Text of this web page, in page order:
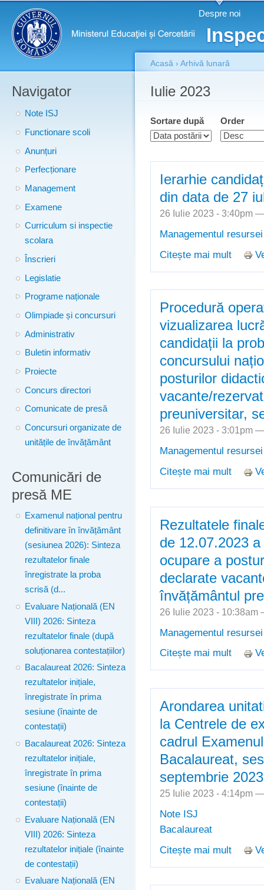
Meniu principal Despre noi
Navigator
Note ISJ
Functionare scoli
Anunțuri
Perfecționare
Management
Examene
Curriculum si inspectie
scolara
Înscrieri
Legislatie
Programe naționale
Olimpiade și concursuri
Administrativ
Buletin informativ
Proiecte
Concurs directori
Comunicate de presă
Concursuri organizate de
unitățile de învățământ
Comunicări de
presă ME
Examenul național pentru
definitivare în învățământ
(sesiunea 2026): Sinteza
rezultatelor finale
înregistrate la proba
scrisă (d...
Evaluare Națională (EN
VIII) 2026: Sinteza
rezultatelor finale (după
soluționarea contestațiilor)
Bacalaureat 2026: Sinteza
rezultatelor inițiale,
înregistrate în prima
sesiune (înainte de
contestații)
Bacalaureat 2026: Sinteza
rezultatelor inițiale,
înregistrate în prima
sesiune (înainte de
contestații)
Evaluare Națională (EN
VIII) 2026: Sinteza
rezultatelor inițiale (înainte
de contestații)
Evaluare Națională (EN
Eşti aici
Acasă › Arhivă lunară
Iulie 2023
Sortare după Order
Ierarhie
din data de 27
26 Iulie 2023 - 3:40pm
Managementul
Citește mai mult
Procedură
vizualizarea
candidații la
concursului
posturilor
vacante/
preuniversitar,
26 Iulie 2023 - 3:01pm
Managementul
Citește mai mult
Rezultatele
de 12.07.2023
ocupare a
declarate
învățământul
26 Iulie 2023 -
Managementul
Citește mai mult
Arondarea
la Centrele de
cadrul
Bacalaureat,
septembrie 2023
25 Iulie 2023 - 4:14pm
Note ISJ
Bacalaureat
Citește mai mult